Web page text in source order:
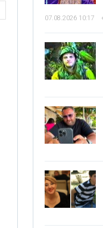
07.08.2026 10:17